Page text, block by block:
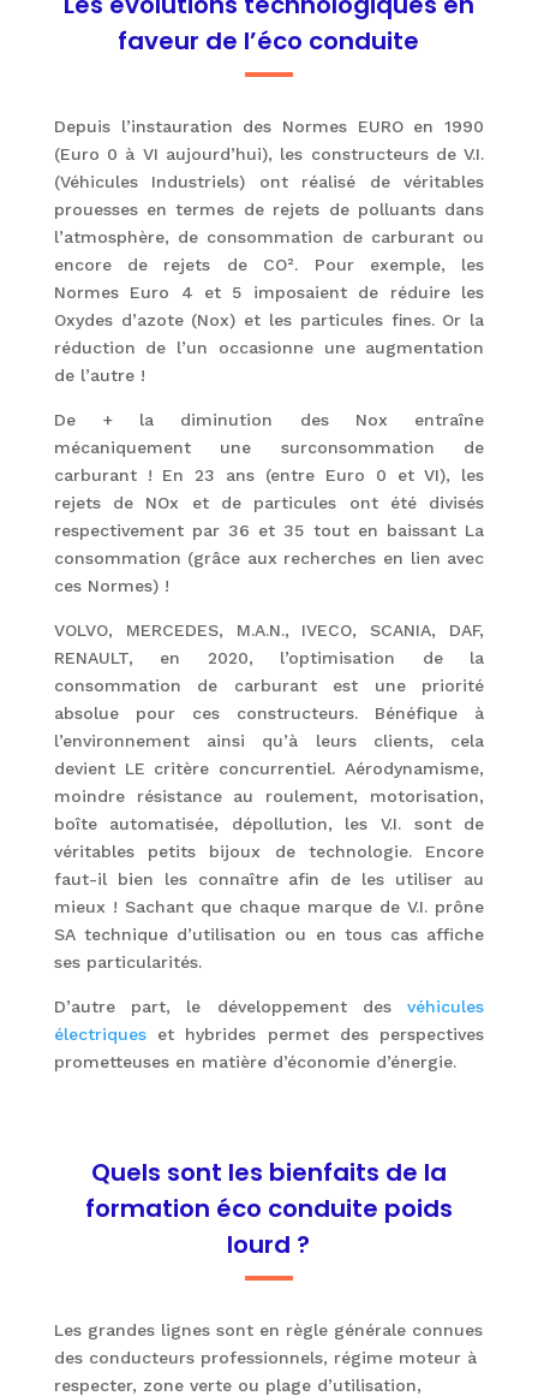
faveur de l’éco conduite
Depuis l’instauration des Normes EURO en 1990
(Euro 0 à VI aujourd’hui), les constructeurs de V.I.
(Véhicules Industriels) ont réalisé de véritables
prouesses en termes de rejets de polluants dans
l’atmosphère, de consommation de carburant ou
encore de rejets de CO². Pour exemple, les
Normes Euro 4 et 5 imposaient de réduire les
Oxydes d’azote (Nox) et les particules fines. Or la
réduction de l’un occasionne une augmentation
de l’autre !
De + la diminution des Nox entraîne
mécaniquement une surconsommation de
carburant ! En 23 ans (entre Euro 0 et VI), les
rejets de NOx et de particules ont été divisés
respectivement par 36 et 35 tout en baissant La
consommation (grâce aux recherches en lien avec
ces Normes) !
VOLVO, MERCEDES, M.A.N., IVECO, SCANIA, DAF,
RENAULT, en 2020, l’optimisation de la
consommation de carburant est une priorité
absolue pour ces constructeurs. Bénéfique à
l’environnement ainsi qu’à leurs clients, cela
devient LE critère concurrentiel. Aérodynamisme,
moindre résistance au roulement, motorisation,
boîte automatisée, dépollution, les V.I. sont de
véritables petits bijoux de technologie. Encore
faut-il bien les connaître afin de les utiliser au
mieux ! Sachant que chaque marque de V.I. prône
SA technique d’utilisation ou en tous cas affiche
ses particularités.
D’autre part, le développement desvéhicules
électriqueset hybrides permet des perspectives
prometteuses en matière d’économie d’énergie.
Quels sont les bienfaits de la
formation éco conduite poids
lourd ?
Les grandes lignes sont en règle générale connues
des conducteurs professionnels, régime moteur à
respecter, zone verte ou plage d’utilisation,